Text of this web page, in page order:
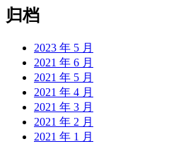
归档
2023 年 5 月
2021 年 6 月
2021 年 5 月
2021 年 4 月
2021 年 3 月
2021 年 2 月
2021 年 1 月